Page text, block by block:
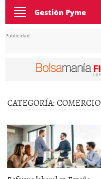
Toggle
navigation
Gestión Pyme
Publicidad
CATEGORÍA:COMERCIO